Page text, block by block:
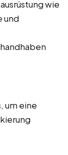
wie
und
um eine